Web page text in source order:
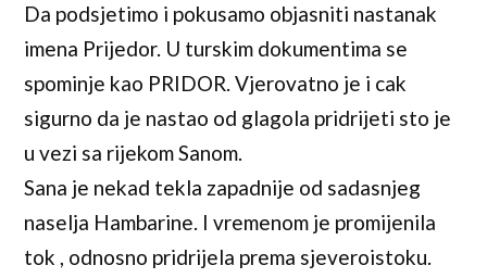
Da podsjetimo i pokusamo objasniti nastanak
imena Prijedor. U turskim dokumentima se
spominje kao PRIDOR. Vjerovatno je i cak
sigurno da je nastao od glagola pridrijeti sto je
u vezi sa rijekom Sanom.
Sana je nekad tekla zapadnije od sadasnjeg
naselja Hambarine. I vremenom je promijenila
tok , odnosno pridrijela prema sjeveroistoku.